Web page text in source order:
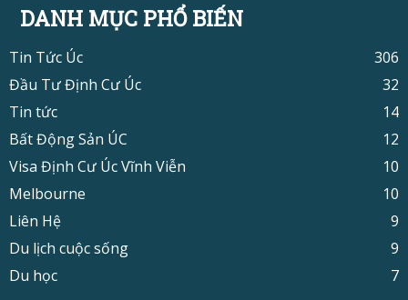
DANH MỤC PHỔ BIẾN
Tin Tức Úc
306
Đầu Tư Định Cư Úc
32
Tin tức
14
Bất Động Sản ÚC
12
Visa Định Cư Úc Vĩnh Viễn
10
Melbourne
10
Liên Hệ
9
Du lịch cuộc sống
9
Du học
7